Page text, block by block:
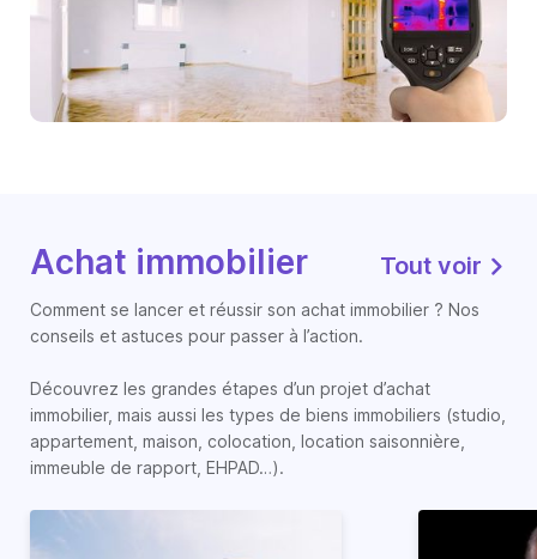
Achat immobilier Tout voir
Comment se lancer et réussir son achat immobilier ? Nos
conseils et astuces pour passer à l’action.
Découvrez les grandes étapes d’un projet d’achat
immobilier, mais aussi les types de biens immobiliers (studio,
appartement, maison, colocation, location saisonnière,
immeuble de rapport, EHPAD…).